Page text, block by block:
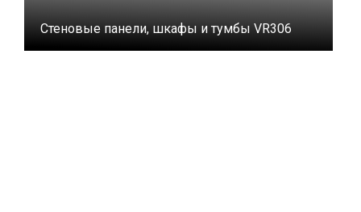
Стеновые панели, шкафы и тумбы VR306